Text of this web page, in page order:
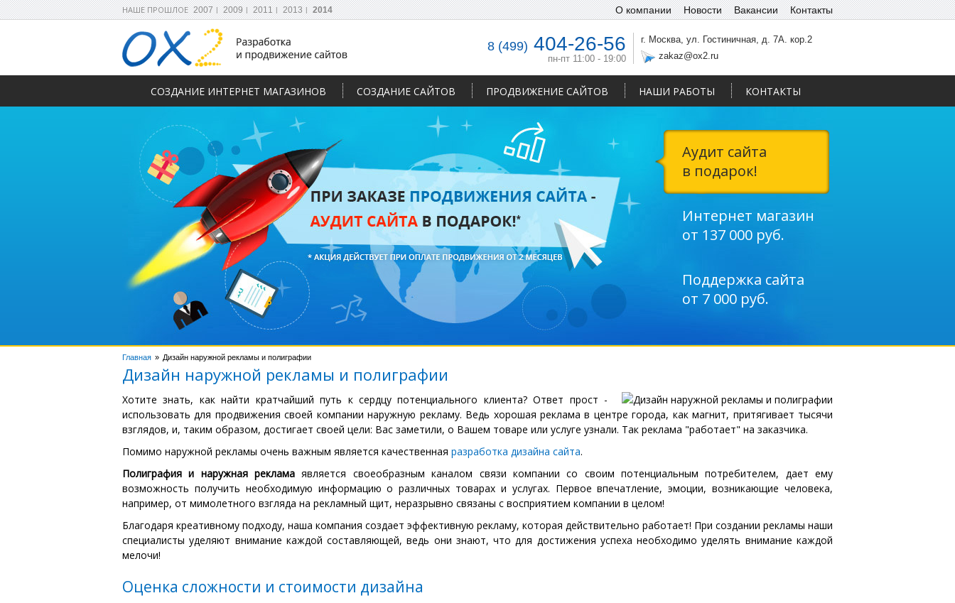
СОЗДАНИЕ ИНТЕРНЕТ МАГАЗИНОВ СОЗДАНИЕ САЙТОВ ПРОДВИЖЕНИЕ САЙТОВ НАШИ РАБОТЫ КОНТАКТЫ
НАШЕ ПРОШЛОЕ 2007 2009 2011 2013 2014 О компании Новости Вакансии Контакты
г. Москва, ул. Гостиничная, д. 7А. кор.2
zakaz@ox2.ru
8 (499) 404-26-56
пн-пт 11:00 - 19:00
Аудит сайта
в подарок!
Интернет магазин
от 137 000 руб.
Поддержка сайта
от 7 000 руб.
Главная Дизайн наружной рекламы и полиграфии
Дизайн наружной рекламы и полиграфии
Хотите знать, как найти кратчайший путь к сердцу потенциального клиента? Ответ прост -
использовать для продвижения своей компании наружную рекламу. Ведь хорошая реклама в центре города, как магнит, притягивает тысячи
взглядов, и, таким образом, достигает своей цели: Вас заметили, о Вашем товаре или услуге узнали. Так реклама "работает" на заказчика.
Помимо наружной рекламы очень важным является качественная разработка дизайна сайта.
Полиграфия и наружная реклама является своеобразным каналом связи компании со своим потенциальным потребителем, дает ему
возможность получить необходимую информацию о различных товарах и услугах. Первое впечатление, эмоции, возникающие человека,
например, от мимолетного взгляда на рекламный щит, неразрывно связаны с восприятием компании в целом!
Благодаря креативному подходу, наша компания создает эффективную рекламу, которая действительно работает! При создании рекламы наши
специалисты уделяют внимание каждой составляющей, ведь они знают, что для достижения успеха необходимо уделять внимание каждой
мелочи!
Оценка сложности и стоимости дизайна